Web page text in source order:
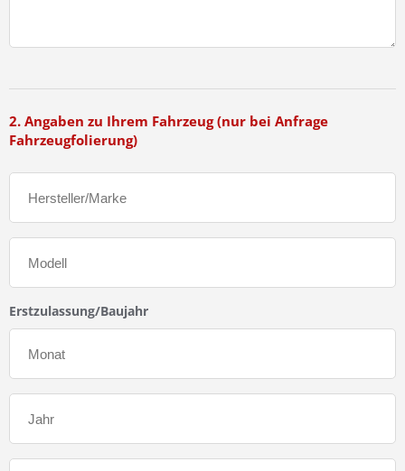
2. Angaben zu Ihrem Fahrzeug (nur bei Anfrage
Fahrzeugfolierung)
Erstzulassung/Baujahr